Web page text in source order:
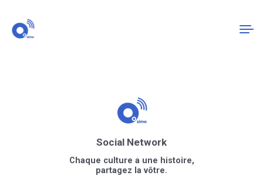
Social Network
Chaque culture a une histoire,
partagez la vôtre.